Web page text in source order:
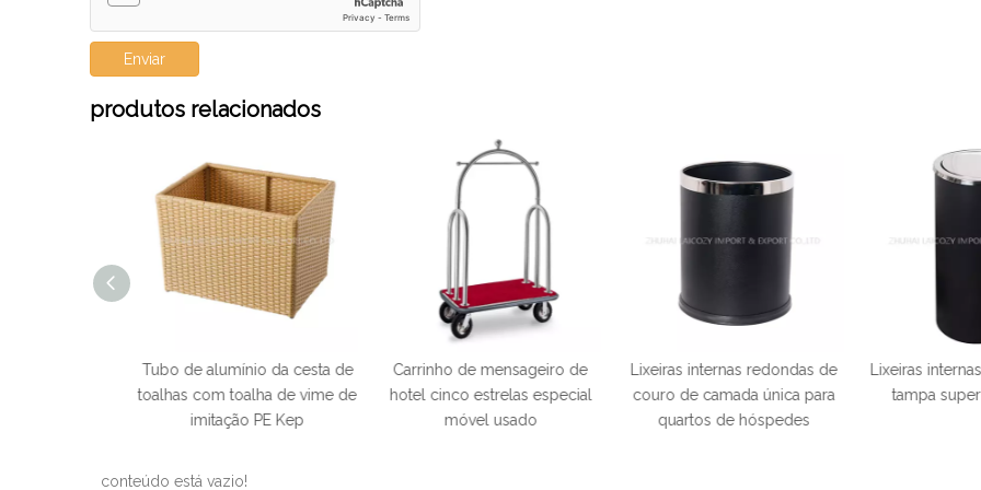
Enviar
produtos relacionados
Carrinho de mensageiro de
hotel cinco estrelas especial
móvel usado
Lixeiras internas redondas de
couro de camada única para
quartos de hóspedes
Lixeiras internas de hotel com
tampa superior giratória
Lixeira
hotel em
conteúdo está vazio!